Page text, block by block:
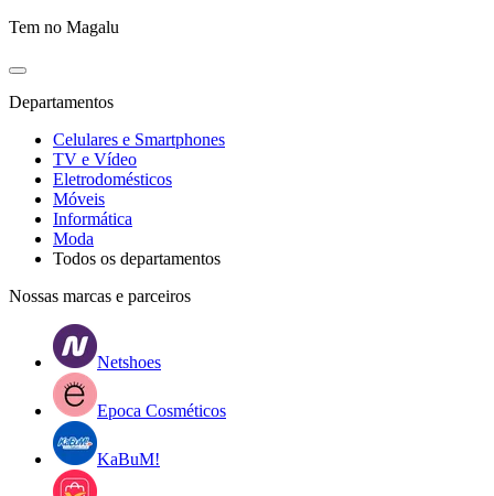
Tem no Magalu
Departamentos
Celulares e Smartphones
TV e Vídeo
Eletrodomésticos
Móveis
Informática
Moda
Todos os departamentos
Nossas marcas e parceiros
Netshoes
Epoca Cosméticos
KaBuM!